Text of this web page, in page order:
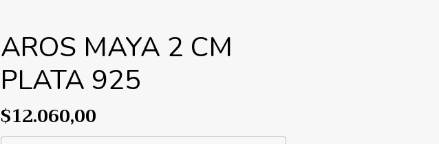
AROS MAYA 2 CM
PLATA 925
$12.060,00